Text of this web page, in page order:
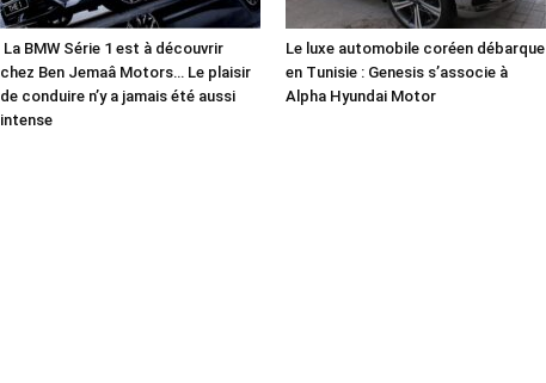
La BMW Série 1 est à découvrir
chez Ben Jemaâ Motors… Le plaisir
de conduire n’y a jamais été aussi
intense
Le luxe automobile coréen débarque
en Tunisie : Genesis s’associe à
Alpha Hyundai Motor